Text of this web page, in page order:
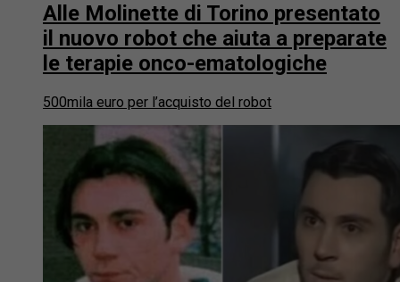
Alle Molinette di Torino presentato
il nuovo robot che aiuta a preparate
le terapie onco-ematologiche
500mila euro per l’acquisto del robot